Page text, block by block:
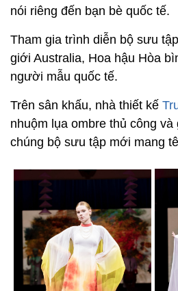
nói riêng đến bạn bè quốc tế.
Tham gia trình diễn bộ sưu
giới Australia, Hoa hậu Hòa
người mẫu quốc tế.
Trên sân khấu, nhà thiết kế
nhuộm lụa ombre thủ công
chúng bộ sưu tập mới mang